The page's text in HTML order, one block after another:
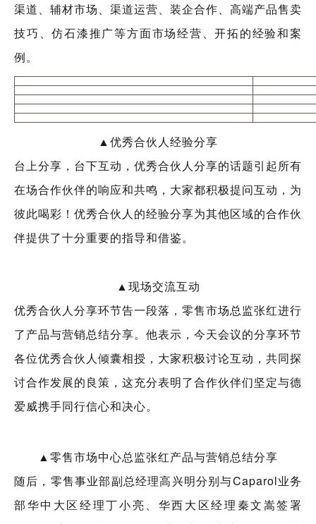
渠道、辅材市场、渠道运营、装企合作、高端产品售卖
技巧、仿石漆推广等方面市场经营、开拓的经验和案
例。
▲优秀合伙人经验分享
台上分享，台下互动，优秀合伙人分享的话题引起所有
在场合作伙伴的响应和共鸣，大家都积极提问互动，为
彼此喝彩！优秀合伙人的经验分享为其他区域的合作伙
伴提供了十分重要的指导和借鉴。
▲现场交流互动
优秀合伙人分享环节告一段落，零售市场总监张红进行
了产品与营销总结分享。他表示，今天会议的分享环节
各位优秀合伙人倾囊相授，大家积极讨论互动，共同探
讨合作发展的良策，这充分表明了合作伙伴们坚定与德
爱威携手同行信心和决心。
▲零售市场中心总监张红产品与营销总结分享
随后，零售事业部副总经理高兴明分别与Caparol业务
部华中大区经理丁小亮、华西大区经理秦文嵩签署